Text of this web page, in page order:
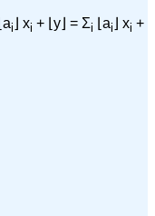
⌊ai ⌋ xi + ⌊y⌋ = Σi ⌊ai ⌋ xi +